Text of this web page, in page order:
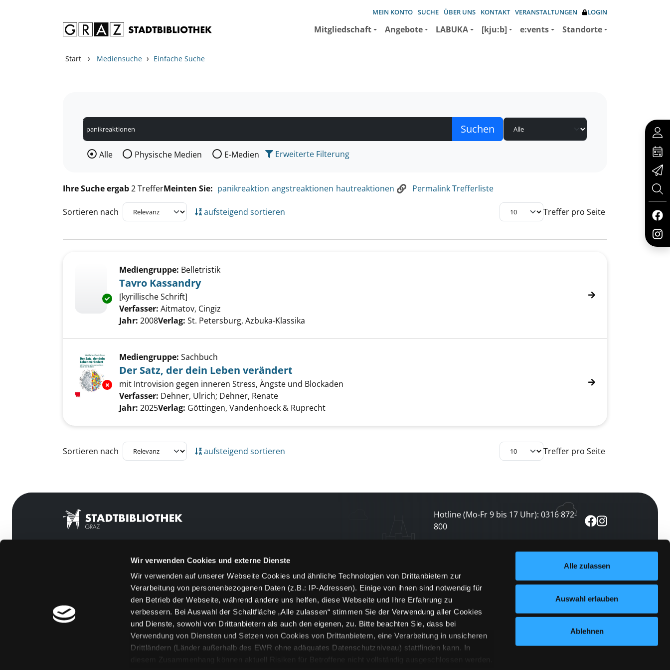
Wir verwenden Cookies und externe Dienste
Wir verwenden auf unserer Webseite Cookies und ähnliche Technologien von Drittanbietern zur
Verarbeitung von personenbezogenen Daten (z.B.: IP-Adressen). Einige von ihnen sind notwendig für
den Betrieb der Webseite, während andere uns helfen, diese Webseite und Ihre Erfahrung zu
verbessern. Bei Auswahl der Schaltfläche „Alle zulassen“ stimmen Sie der Verwendung aller Cookies
und Dienste, sowohl von Drittanbietern als auch den eigenen, zu. Bitte beachten Sie, dass bei
Verwendung von Diensten und Setzen von Cookies von Drittanbietern, eine Verarbeitung in unsicheren
Drittländern (Länder außerhalb des EWR ohne adäquates Datenschutzniveau) stattfinden kann. In
diesem Zusammenhang können aktuell Risiken für Betroffene nicht vollständig ausgeschlossen werden.
Alle zulassen
Auswahl erlauben
Ablehnen
MEIN KONTO SUCHE ÜBER UNS KONTAKT VERANSTALTUNGEN LOGIN
Mitgliedschaft Angebote LABUKA [kju:b] e:vents Standorte
Start › Mediensuche › Einfache Suche
Wählen Sie die Medienart nach der Sie suchen wollen.
Alle Physische Medien E-Medien Erweiterte Filterung
Ihre Suche ergab2 TrefferMeinten Sie: panikreaktion angstreaktionen hautreaktionen Permalink Trefferliste
Sortieren nach aufsteigend sortieren Treffer pro Seite
Exemplar-Details von Tavro Kassandry anzeigen
Mediengruppe: Belletristik
Tavro Kassandry
[kyrillische Schrift]
Verfasser: Aitmatov, Cingiz
Jahr: 2008Verlag: St. Petersburg, Azbuka-Klassika
Exemplar-Details von Der Satz, der dein Leben verändert anzeigen
Mediengruppe: Sachbuch
Der Satz, der dein Leben verändert
mit Introvision gegen inneren Stress, Ängste und Blockaden
Verfasser: Dehner, Ulrich; Dehner, Renate
Jahr: 2025Verlag: Göttingen, Vandenhoeck & Ruprecht
Zu den Suchfiltern springen
Sortieren nach aufsteigend sortieren Treffer pro Seite
Hotline (Mo-Fr 9 bis 17 Uhr): 0316 872-
800
[kju:b]
Feedback
Kontakt
Über uns
Jobs
Medienwunsch
FAQs
Newsletter abonnieren
und keine Veranstaltung verpassen
jetzt abonnieren